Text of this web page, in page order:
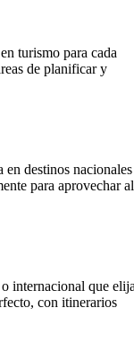
turismo para cada
de planificar y
destinos
para aprovechar al
internacional que
con itinerarios